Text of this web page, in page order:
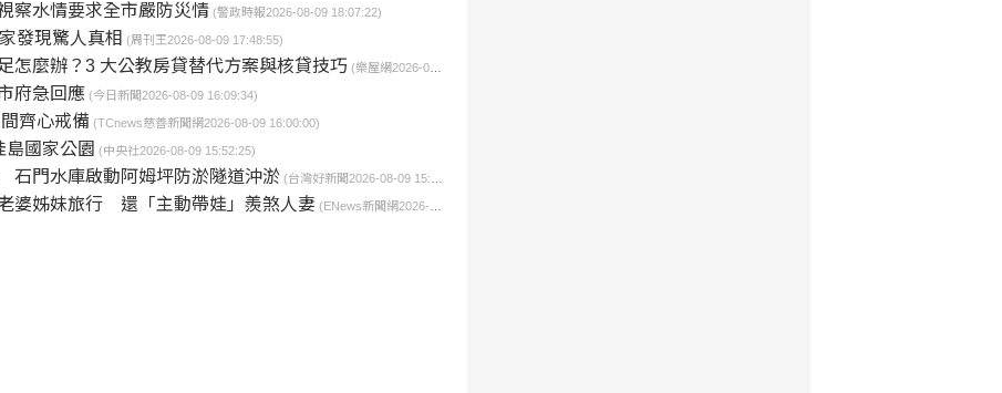
察水情要求全市嚴防災情 (警政時報2026-08-09 18:07:22)
發現驚人真相 (周刊王2026-08-09 17:48:55)
怎麼辦？3 大公教房貸替代方案與核貸技巧 (樂屋網2026-08-09 17:20:03)
府急回應 (今日新聞2026-08-09 16:09:34)
齊心戒備 (TCnews慈善新聞網2026-08-09 16:00:00)
國家公園 (中央社2026-08-09 15:52:25)
門水庫啟動阿姆坪防淤隧道沖淤 (台灣好新聞2026-08-09 15:37:18)
婆姊妹旅行 還「主動帶娃」羨煞人妻 (ENews新聞網2026-08-09 15:20:02)